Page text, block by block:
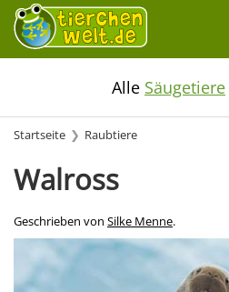
Alle Säugetiere
Startseite Raubtiere
Walross
Geschrieben von Silke Menne.